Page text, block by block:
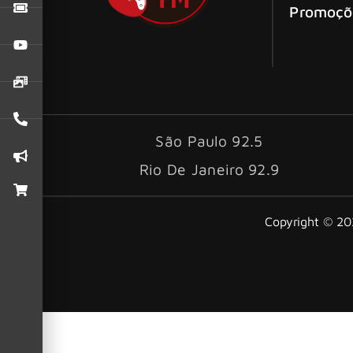
São Paulo 92.5
Rio De Janeiro 92.9
Copyright ©